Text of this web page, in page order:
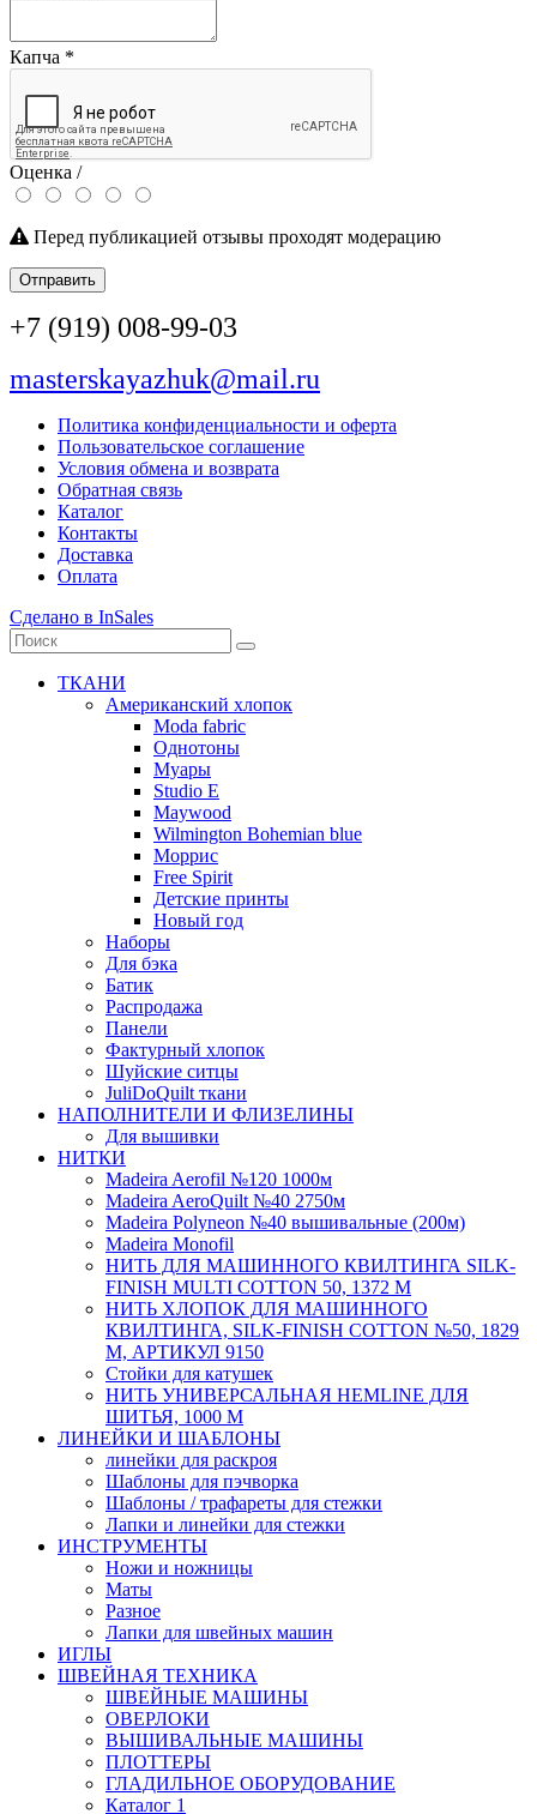
Капча *
Оценка /
Перед публикацией отзывы проходят модерацию
Отправить
+7 (919) 008-99-03
masterskayazhuk@mail.ru
Политика конфиденциальности и оферта
Пользовательское соглашение
Условия обмена и возврата
Обратная связь
Каталог
Контакты
Доставка
Оплата
Сделано в InSales
ТКАНИ
Американский хлопок
Moda fabric
Однотоны
Муары
Studio E
Maywood
Wilmington Bohemian blue
Моррис
Free Spirit
Детские принты
Новый год
Наборы
Для бэка
Батик
Распродажа
Панели
Фактурный хлопок
Шуйские ситцы
JuliDoQuilt ткани
НАПОЛНИТЕЛИ И ФЛИЗЕЛИНЫ
Для вышивки
НИТКИ
Madeira Aerofil №120 1000м
Madeira AeroQuilt №40 2750м
Madeira Polyneon №40 вышивальные (200м)
Мadeira Monofil
НИТЬ ДЛЯ МАШИННОГО КВИЛТИНГА SILK-
FINISH MULTI COTTON 50, 1372 М
НИТЬ ХЛОПОК ДЛЯ МАШИННОГО
КВИЛТИНГА, SILK-FINISH COTTON №50, 1829
М, АРТИКУЛ 9150
Стойки для катушек
НИТЬ УНИВЕРСАЛЬНАЯ HEMLINE ДЛЯ
ШИТЬЯ, 1000 М
ЛИНЕЙКИ И ШАБЛОНЫ
линейки для раскроя
Шаблоны для пэчворка
Шаблоны / трафареты для стежки
Лапки и линейки для стежки
ИНСТРУМЕНТЫ
Ножи и ножницы
Маты
Разное
Лапки для швейных машин
ИГЛЫ
ШВЕЙНАЯ ТЕХНИКА
ШВЕЙНЫЕ МАШИНЫ
ОВЕРЛОКИ
ВЫШИВАЛЬНЫЕ МАШИНЫ
ПЛОТТЕРЫ
ГЛАДИЛЬНОЕ ОБОРУДОВАНИЕ
Каталог 1